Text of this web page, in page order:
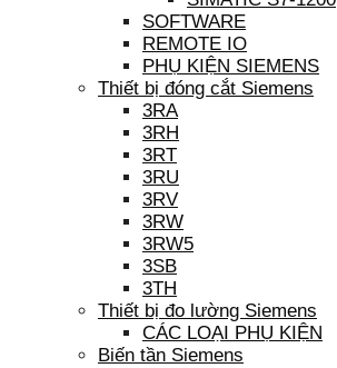
SOFTWARE
REMOTE IO
PHỤ KIỆN SIEMENS
Thiết bị đóng cắt Siemens
3RA
3RH
3RT
3RU
3RV
3RW
3RW5
3SB
3TH
Thiết bị đo lường Siemens
CÁC LOẠI PHỤ KIỆN
Biến tần Siemens